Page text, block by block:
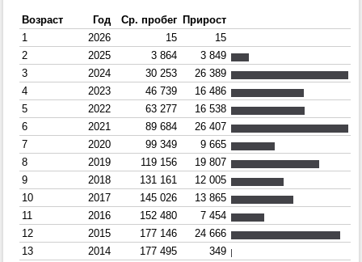
Возраст Год Ср. пробег Прирост
1
2026 15
15
2
2025 3 864
3 849
3
2024 30 253
26 389
4
2023 46 739
16 486
5
2022 63 277
16 538
6
2021 89 684
26 407
7
2020 99 349
9 665
8
2019 119 156
19 807
9
2018 131 161
12 005
10
2017 145 026
13 865
11
2016 152 480
7 454
12
2015 177 146
24 666
13
2014 177 495
349